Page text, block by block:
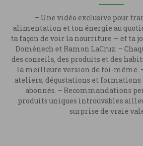
– Une vidéo exclusive pour
alimentation et ton énergie au
ta façon de voir la nourriture — et ta
Doménech et Ramon LaCruz. –
des conseils, des produits et des
la meilleure version de toi-même.
ateliers, dégustations et formations
abonnés. – Recommandations
produits uniques introuvables
surprise de vraie